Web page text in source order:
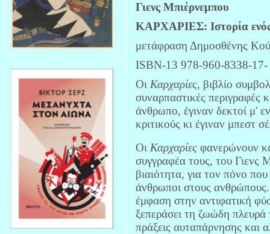
Γιενς Μπιέρνεμπου
ΚΑΡΧΑΡΙΕΣ: Ιστορία
μετάφραση Δημοσθένης
ISBN-13 978-960-8338-17-
Οι Καρχαρίες, βιβλίο
συναρπαστικές περιγραφές
άνθρωπο, έγιναν δεκτοί μ'
κριτικούς κι έγιναν μπεστ
Οι Καρχαρίες φανερώνουν
συγγραφέα τους, του Γιενς
βιαιότητα, για τον πόνο
άνθρωποι στους
έμφαση στην αντιφατική
ξεπεράσει τη ζωώδη
πράξεις αυταπάρνησης και